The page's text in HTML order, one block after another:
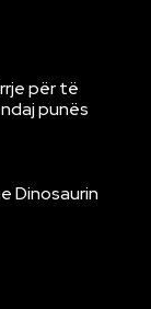
për të
punës
Dinosaurin